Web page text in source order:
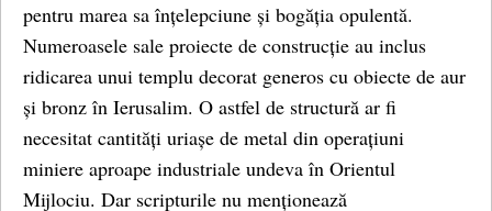
pentru marea sa înțelepciune și bogăția opulentă.
Numeroasele sale proiecte de construcție au inclus
ridicarea unui templu decorat generos cu obiecte de aur
și bronz în Ierusalim. O astfel de structură ar fi
necesitat cantități uriașe de metal din operațiuni
miniere aproape industriale undeva în Orientul
Mijlociu. Dar scripturile nu menționează